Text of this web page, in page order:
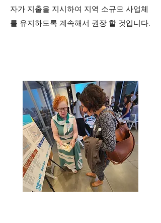
자가 지출을 지시하여 지역 소규모 사업체
를 유지하도록 계속해서 권장 할 것입니다.